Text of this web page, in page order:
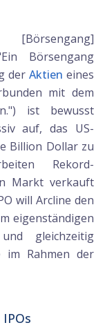
Börsengang
der Aktien eines
mit dem
ist bewusst
auf, das US-
Billion Dollar zu
Rekord-
Markt verkauft
will Arcline den
eigenständigen
gleichzeitig
im Rahmen der